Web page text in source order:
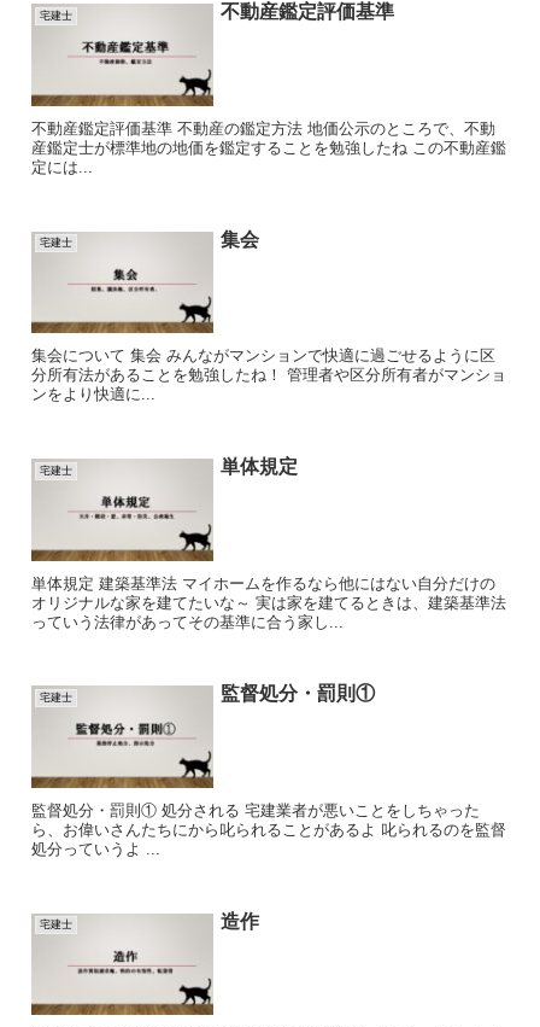
宅建士 不動産鑑定評価基準
不動産鑑定評価基準 不動産の鑑定方法 地価公示のところで、不動
産鑑定士が標準地の地価を鑑定することを勉強したね この不動産鑑
定には...
宅建士 集会
集会について 集会 みんながマンションで快適に過ごせるように区
分所有法があることを勉強したね！ 管理者や区分所有者がマンショ
ンをより快適に...
宅建士 単体規定
単体規定 建築基準法 マイホームを作るなら他にはない自分だけの
オリジナルな家を建てたいな～ 実は家を建てるときは、建築基準法
っていう法律があってその基準に合う家し...
宅建士 監督処分・罰則①
監督処分・罰則① 処分される 宅建業者が悪いことをしちゃった
ら、お偉いさんたちにから叱られることがあるよ 叱られるのを監督
処分っていうよ ...
宅建士 造作